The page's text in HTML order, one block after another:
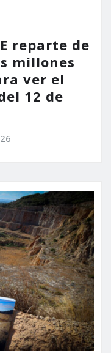
reparte de
millones
ver el
12 de